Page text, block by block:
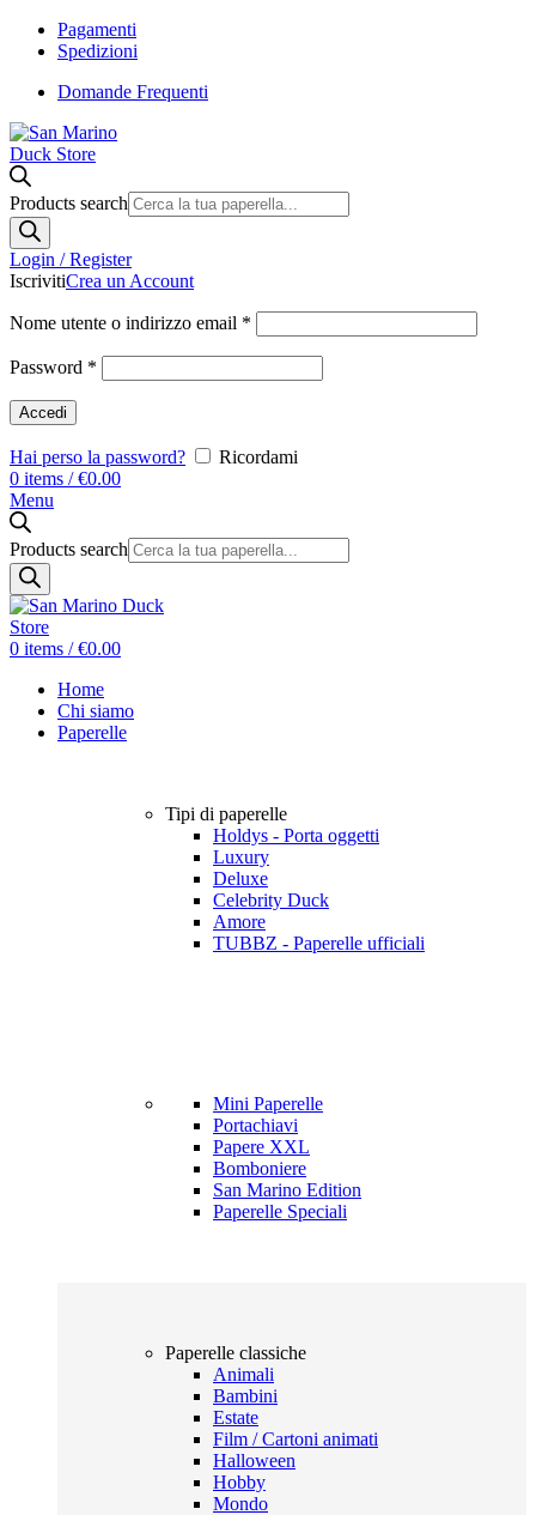
Pagamenti
Spedizioni
Domande Frequenti
Products search
Login / Register
IscrivitiCrea un Account
Nome utente o indirizzo email *
Password *
Accedi
Hai perso la password?
Ricordami
0 items / €0.00
Menu
Products search
0 items / €0.00
Home
Chi siamo
Paperelle
Tipi di paperelle
Holdys - Porta oggetti
Luxury
Deluxe
Celebrity Duck
Amore
TUBBZ - Paperelle ufficiali
Mini Paperelle
Portachiavi
Papere XXL
Bomboniere
San Marino Edition
Paperelle Speciali
Paperelle classiche
Animali
Bambini
Estate
Film / Cartoni animati
Halloween
Hobby
Mondo